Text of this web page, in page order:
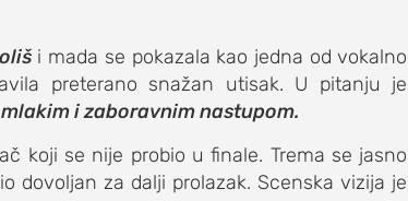
i mada se pokazala kao jedna od vokalno
preterano snažan utisak. U pitanju je
i zaboravnim nastupom.
koji se nije probio u finale. Trema se jasno
dovoljan za dalji prolazak. Scenska vizija je